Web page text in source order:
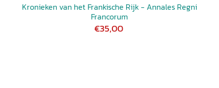
Kronieken van het Frankische Rijk - Annales Regni
Francorum
€35,00